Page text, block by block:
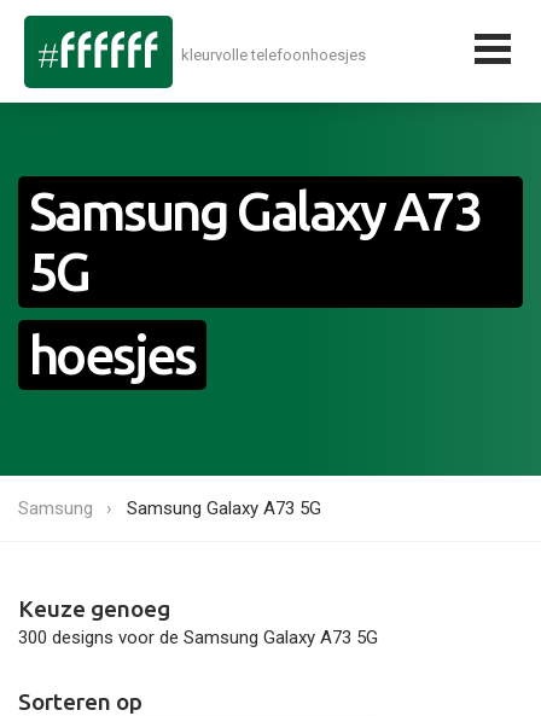
kleurvolle telefoonhoesjes
Samsung Galaxy A73
5G
hoesjes
Samsung Samsung Galaxy A73 5G
Keuze genoeg
300 designs voor de Samsung Galaxy A73 5G
Sorteren op